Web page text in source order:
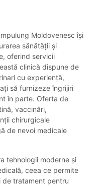
Moldovenesc își
sănătății și
oferind servicii
clinică dispune de
cu experiență,
să furnizeze îngrijiri
în parte. Oferta de
vaccinări,
chirurgicale
de nevoi medicale
tehnologii moderne și
ceea ce permite
de tratament pentru